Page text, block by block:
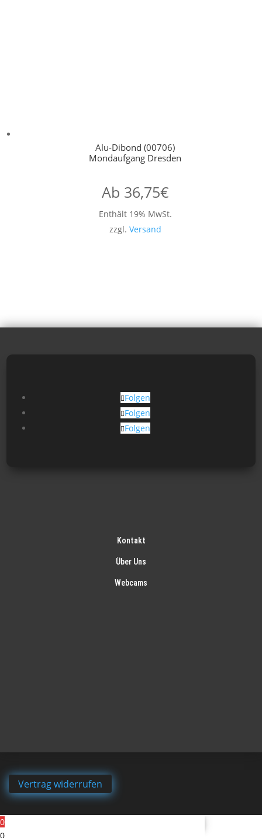
Alu-Dibond (00706)
Mondaufgang Dresden
Ab 36,75€
Enthält 19% MwSt.
zzgl. Versand
Folgen
Folgen
Folgen
Kontakt
Über Uns
Webcams
Vertrag widerrufen
0
0